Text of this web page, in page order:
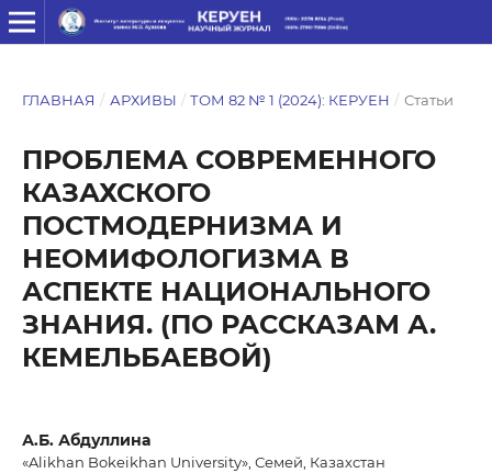
ГЛАВНАЯ / АРХИВЫ / ТОМ 82 № 1 (2024): КЕРУЕН / Статьи
ПРОБЛЕМА СОВРЕМЕННОГО
КАЗАХСКОГО
ПОСТМОДЕРНИЗМА И
НЕОМИФОЛОГИЗМА В
АСПЕКТЕ НАЦИОНАЛЬНОГО
ЗНАНИЯ. (ПО РАССКАЗАМ А.
КЕМЕЛЬБАЕВОЙ)
А.Б. Абдуллина
«Alikhan Bokeikhan University», Семей, Казахстан